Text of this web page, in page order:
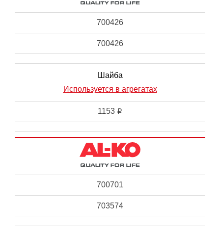
700426
700426
Шайба
Используется в агрегатах
1153 i
700701
703574